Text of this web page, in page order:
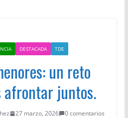
DESTACADA TDE
un reto
afrontar juntos.
27 marzo, 2026
0 comentarios